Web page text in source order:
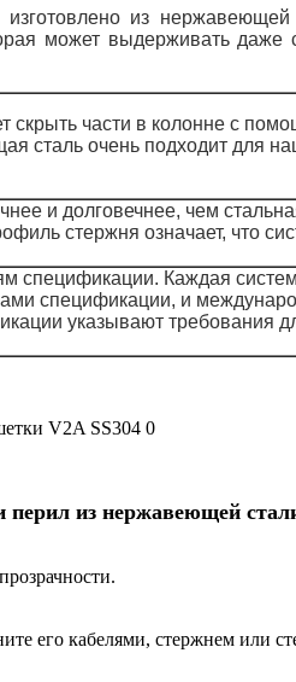
из нержавеющей
может выдерживать даже
части в колонне с
сталь очень подходит для
и долговечнее, чем
стержня означает, что
спецификации. Каждая
спецификации, и
указывают требования
перил из нержавеющей
его кабелями, стержнем или